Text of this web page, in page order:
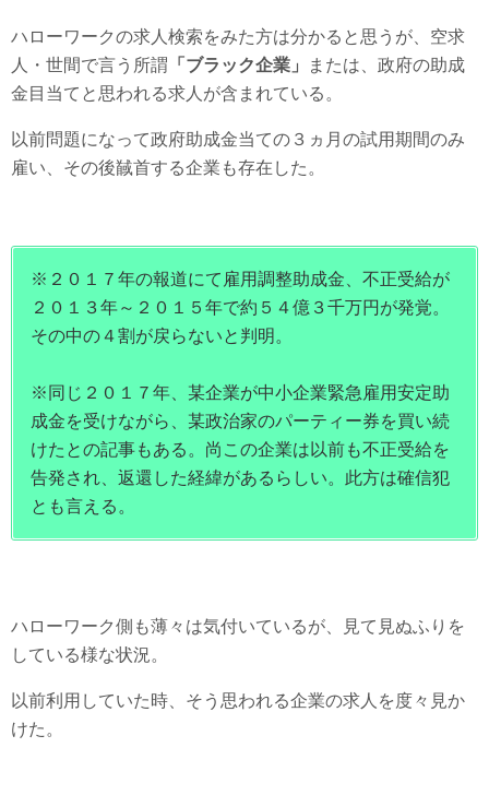
ハローワークの求人検索をみた方は分かると思うが、空求
人・世間で言う所謂 「ブラック企業」
または、政府の助成
金目当てと思われる求人が含まれている。
以前問題になって政府助成金当ての３ヵ月の試用期間のみ
雇い、その後馘首する企業も存在した。
※２０１７年の報道にて雇用調整助成金、不正受給が
２０１３年～２０１５年で約５４億３千万円が発覚。
その中の４割が戻らないと判明。
※同じ２０１７年、某企業が中小企業緊急雇用安定助
成金を受けながら、某政治家のパーティー券を買い続
けたとの記事もある。尚この企業は以前も不正受給を
告発され、返還した経緯があるらしい。此方は確信犯
とも言える。
ハローワーク側も薄々は気付いているが、見て見ぬふりを
している様な状況。
以前利用していた時、そう思われる企業の求人を度々見か
けた。